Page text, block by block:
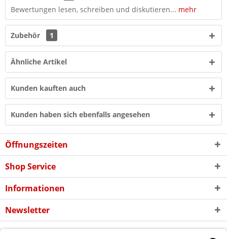
Bewertungen lesen, schreiben und diskutieren... mehr
Zubehör 1
Ähnliche Artikel
Kunden kauften auch
Kunden haben sich ebenfalls angesehen
Öffnungszeiten
Shop Service
Informationen
Newsletter